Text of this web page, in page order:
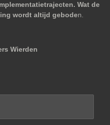
Wat de
wordt altijd geboden.
Wierden